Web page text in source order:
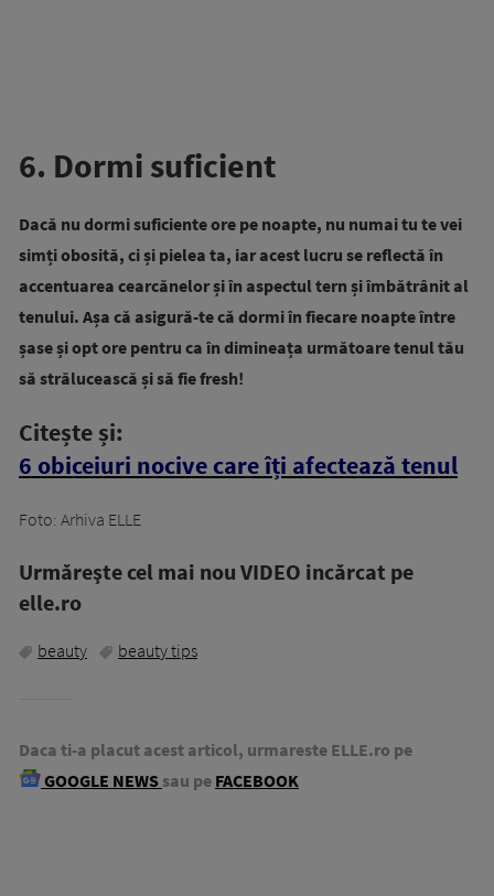
6. Dormi suficient
Dacă nu dormi suficiente ore pe noapte, nu numai tu te vei
simți obosită, ci și pielea ta, iar acest lucru se reflectă în
accentuarea cearcănelor și în aspectul tern și îmbătrânit al
tenului. Așa că asigură-te că dormi în fiecare noapte între
șase și opt ore pentru ca în dimineața următoare tenul tău
să strălucească și să fie fresh!
Citește și:
6 obiceiuri nocive care îți afectează tenul
Foto: Arhiva ELLE
Urmăreşte cel mai nou VIDEO incărcat pe
elle.ro
beauty beauty tips
Daca ti-a placut acest articol, urmareste ELLE.ro pe
GOOGLE NEWS sau pe FACEBOOK